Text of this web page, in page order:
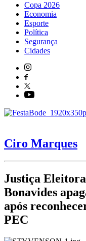
Copa 2026
Economia
Esporte
Política
Segurança
Cidades
Ciro Marques
Justiça
Bonavides
após
PEC